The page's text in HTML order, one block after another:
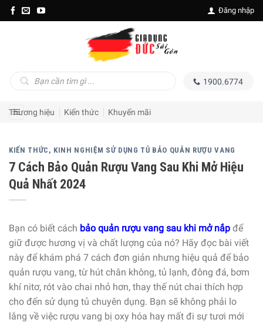
Skip
to
Đăng nhập
kiếm
1900.6774
Thương hiệu Kiến thức Khuyến mãi
KIẾN THỨC , KINH NGHIỆM SỬ DỤNG TỦ BẢO QUẢN RƯỢU VANG
7 Cách Bảo Quản Rượu Vang Sau Khi Mở Hiệu
Quả Nhất 2024
Bạn có biết cách bảo quản rượu vang sau khi mở nắp để
giữ được hương vị và chất lượng của nó? Hãy đọc bài viết
này để khám phá 7 cách đơn giản nhưng hiệu quả để bảo
quản rượu vang, từ hút chân không, tủ lạnh, đông đá, bơm
khí nitơ, rót vào chai nhỏ hơn, thay thế nút chai thích hợp
cho đến sử dụng tủ chuyên dụng. Bạn sẽ không phải lo
lắng về việc rượu vang bị oxy hóa hay mất đi sự tươi mới